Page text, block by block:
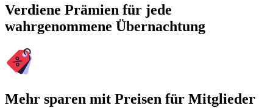
Verdiene Prämien für jede
wahrgenommene Übernachtung
Mehr sparen mit Preisen für Mitglieder